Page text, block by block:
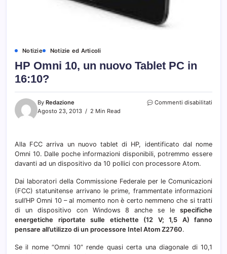
Notizie Notizie ed Articoli
HP Omni 10, un nuovo Tablet PC in
16:10?
By Redazione
Agosto 23, 2013
2 Min Read
Commenti disabilitati
Alla FCC arriva un nuovo tablet di HP, identificato dal nome
Omni 10. Dalle poche informazioni disponibili, potremmo essere
davanti ad un dispositivo da 10 pollici con processore Atom.
Dai laboratori della Commissione Federale per le Comunicazioni
(FCC) statunitense arrivano le prime, frammentate informazioni
sull’HP Omni 10 – al momento non è certo nemmeno che si tratti
di un dispositivo con Windows 8 anche se le specifiche
energetiche riportate sulle etichette (12 V; 1,5 A) fanno
pensare all’utilizzo di un processore Intel Atom Z2760.
Se il nome “Omni 10” rende quasi certa una diagonale di 10,1